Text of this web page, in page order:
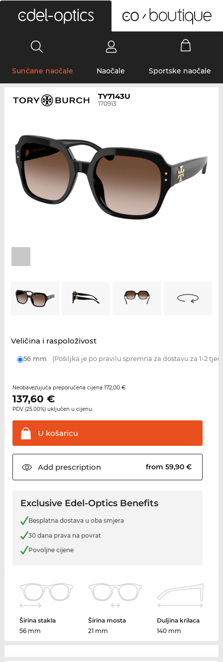
Sunčane naočale Naočale Sportske naočale
TY7143U
170913
Veličina i raspoloživost
56 mm (Pošiljka je po pravilu spremna za dostavu za 1-2
Neobavezujuća preporučena cijena 172,00 €
137,60 €
PDV (25.00%) uključen u cijenu.
U košaricu
Add prescription from 59,90 €
Exclusive Edel-Optics Benefits
Besplatna dostava u oba smjera
30 dana prava na povrat
Povoljne cijene
Širina stakla
56 mm
Širina mosta
21 mm
Duljina krilaca
140 mm